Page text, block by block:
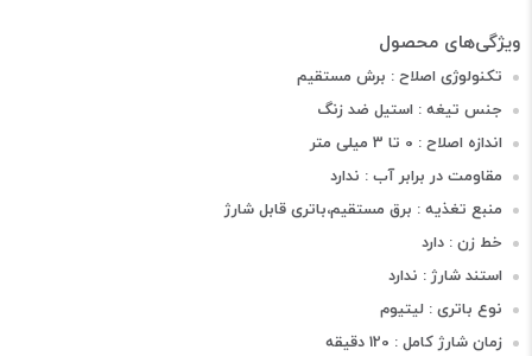
تکنولوژی اصلاح : برش مستقیم
جنس تیغه : استیل ضد زنگ
اندازه اصلاح : 0 تا 3 میلی متر
مقاومت در برابر آب : ندارد
منبع تغذیه : برق مستقیم،باتری قابل شارژ
خط زن : دارد
استند شارژ : ندارد
نوع باتری : لیتیوم
زمان شارژ کامل : 120 دقیقه